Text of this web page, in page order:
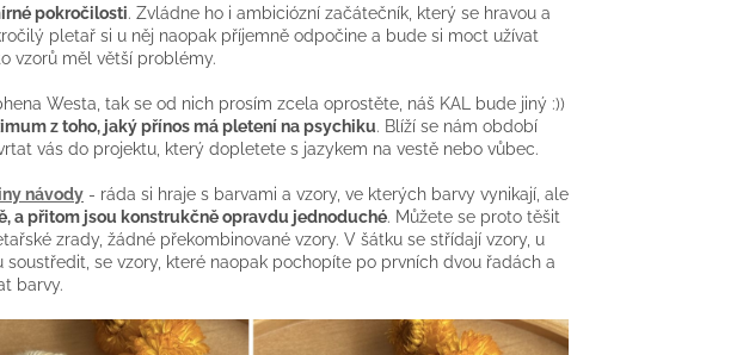
pokročilosti. Zvládne ho i ambiciózní začátečník, který se hravou a
pletař si u něj naopak příjemně odpočine a bude si moct užívat
vzorů měl větší problémy.
Westa, tak se od nich prosím zcela oprostěte, náš KAL bude jiný :))
z toho, jaký přínos má pletení na psychiku. Blíží se nám období
vás do projektu, který dopletete s jazykem na vestě nebo vůbec.
návody - ráda si hraje s barvami a vzory, ve kterých barvy vynikají, ale
a přitom jsou konstrukčně opravdu jednoduché. Můžete se proto těšit
zrady, žádné překombinované vzory. V šátku se střídají vzory, u
se vzory, které naopak pochopíte po prvních dvou řadách a
barvy.